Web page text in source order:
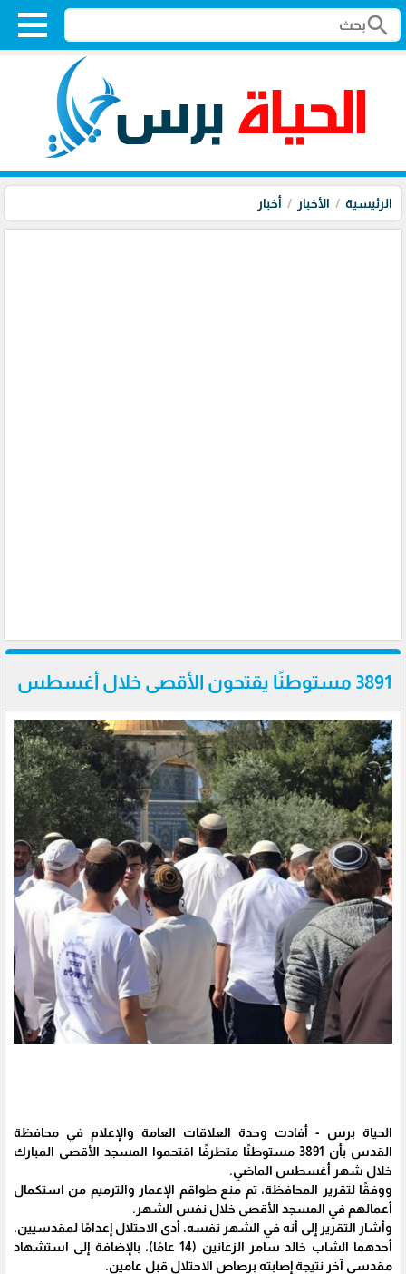
search
الرئيسية الأخبار أخبار
3891 مستوطنًا يقتحون الأقصى خلال أغسطس
الحياة برس - أفادت وحدة العلاقات العامة والإعلام في محافظة
القدس بأن 3891 مستوطنًا متطرفًا اقتحموا المسجد الأقصى المبارك
خلال شهر أغسطس الماضي.
ووفقًا لتقرير المحافظة، تم منع طواقم الإعمار والترميم من استكمال
أعمالهم في المسجد الأقصى خلال نفس الشهر.
وأشار التقرير إلى أنه في الشهر نفسه، أدى الاحتلال إعدامًا لمقدسيين،
أحدهما الشاب خالد سامر الزعانين (14 عامًا)، بالإضافة إلى استشهاد
مقدسي آخر نتيجة إصابته برصاص الاحتلال قبل عامين.